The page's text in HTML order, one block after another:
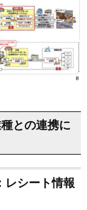
との連携に
レシート情報